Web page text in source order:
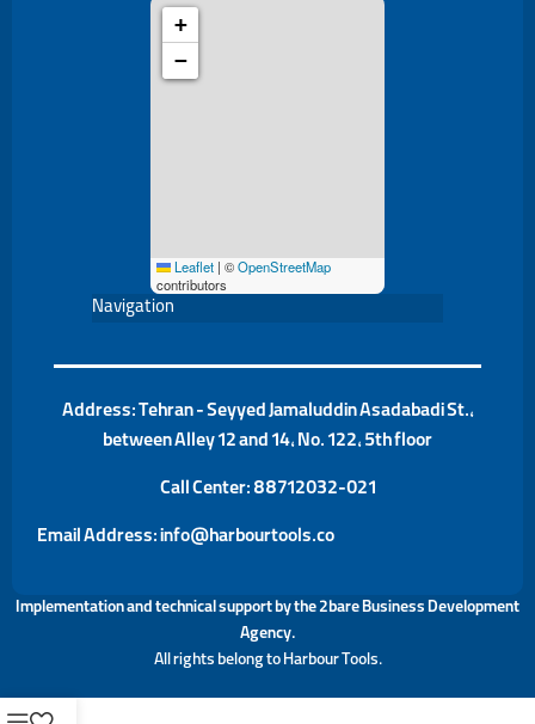
+
−
Leaflet | ©OpenStreetMap
contributors
Navigation
Address: Tehran - Seyyed Jamaluddin Asadabadi St.,
between Alley 12 and 14, No. 122, 5th floor
Call Center:88712032-021
Email Address: info@harbourtools.co
Implementation and technical support by the2bare Business Development
Agency.
All rights belong to Harbour Tools.